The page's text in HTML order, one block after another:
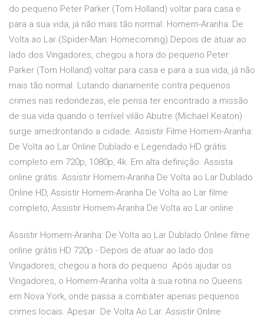
do pequeno Peter Parker (Tom Holland) voltar para casa e
para a sua vida, já não mais tão normal. Homem-Aranha: De
Volta ao Lar (Spider-Man: Homecoming) Depois de atuar ao
lado dos Vingadores, chegou a hora do pequeno Peter
Parker (Tom Holland) voltar para casa e para a sua vida, já não
mais tão normal. Lutando diariamente contra pequenos
crimes nas redondezas, ele pensa ter encontrado a missão
de sua vida quando o terrível vilão Abutre (Michael Keaton)
surge amedrontando a cidade. Assistir Filme Homem-Aranha:
De Volta ao Lar Online Dublado e Legendado HD grátis
completo em 720p, 1080p, 4k. Em alta definição. Assista
online grátis. Assistir Homem-Aranha De Volta ao Lar Dublado
Online HD, Assistir Homem-Aranha De Volta ao Lar filme
completo, Assistir Homem-Aranha De Volta ao Lar online
Assistir Homem-Aranha: De Volta ao Lar Dublado Online filme
online grátis HD 720p - Depois de atuar ao lado dos
Vingadores, chegou a hora do pequeno Após ajudar os
Vingadores, o Homem-Aranha volta à sua rotina no Queens
em Nova York, onde passa a combater apenas pequenos
crimes locais. Apesar De Volta Ao Lar. Assistir Online